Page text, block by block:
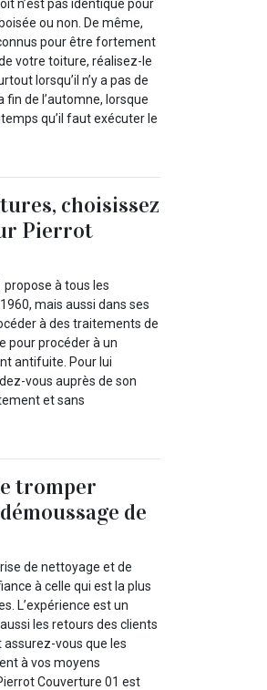
n’est pas identique pour
ou non. De même,
pour être fortement
votre toiture, réalisez-le
lorsqu’il n’y a pas de
fin de l’automne, lorsque
qu’il faut exécuter le
choisissez
Pierrot
à tous les
mais aussi dans ses
à des traitements de
pour procéder à un
antifuite. Pour lui
vous auprès de son
et sans
tromper
de
de nettoyage et de
à celle qui est la plus
L’expérience est un
les retours des clients
vous que les
à vos moyens
Couverture 01 est